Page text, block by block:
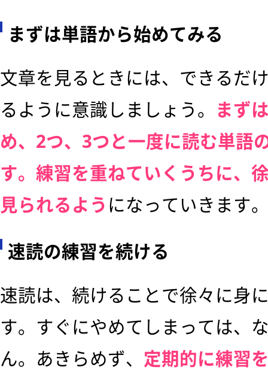
まずは単語から始めてみる
文章を見るときには、できるだ
るように意識しましょう。 まず
め、2つ、3つと一度に読む単語
す。練習を重ねていくうちに、
見られるようになっていきます
速読の練習を続ける
速読は、続けることで徐々に身
す。すぐにやめてしまっては、
ん。あきらめず、 定期的に練習